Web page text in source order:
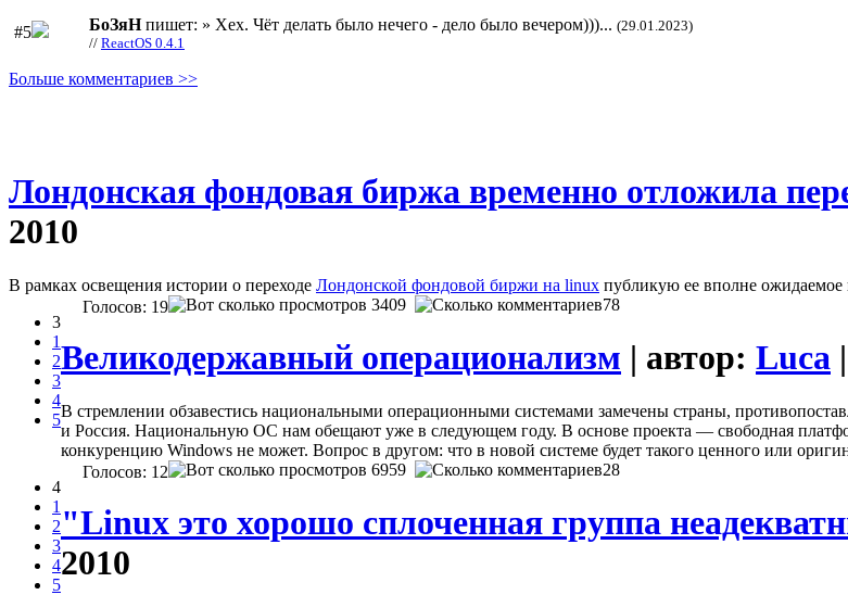
#5 БоЗяНпишет: » Хех. Чёт делать было нечего - дело было вечером)))... (29.01.2023)
// ReactOS 0.4.1
Больше комментариев >>
Лондонская фондовая биржа временно отложила
2010
В рамках освещения истории о переходе Лондонской фондовой биржи на linux публикую ее вполне ожидаемое
3
1
2
3
4
5
Голосов: 19 3409 78
Великодержавный операционализм | автор: Luca
В стремлении обзавестись национальными операционными системами замечены страны,
и Россия. Национальную ОС нам обещают уже в следующем году. В основе проекта — свободная
конкуренцию Windows не может. Вопрос в другом: что в новой системе будет такого ценного или
4
1
2
3
4
5
Голосов: 12 6959 28
"Linux это хорошо сплоченная группа
2010